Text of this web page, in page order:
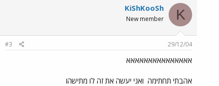
K
KiShKooSh
New member
29/12/04
#3
אאאאאאאאאאאאאאא
אהבתי תחתימה ואני יעשה את זה לו מתישהו